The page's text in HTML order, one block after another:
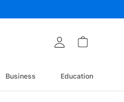
Business Education